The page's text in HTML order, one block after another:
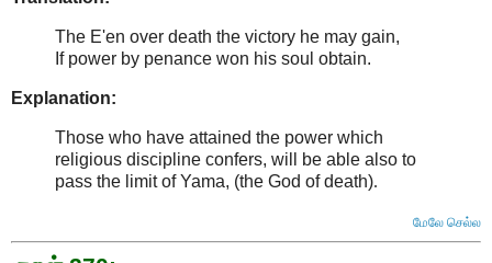
The E'en over death the victory he may gain,
If power by penance won his soul obtain.
Explanation:
Those who have attained the power which
religious discipline confers, will be able also to
pass the limit of Yama, (the God of death).
மேலே செல்ல